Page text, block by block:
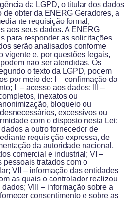
da LGPD, o titular dos dados
de obter da ENERG Geradores, a
requisição formal,
aos seus dados. A ENERG
para responder as solicitações
serão analisados conforme
vigente e, por questões legais,
não ser atendidas. Os
o texto da LGPD, podem
por meio de: I – confirmação da
II – acesso aos dados; III –
inexatos ou
bloqueio ou
excessivos ou
com o disposto nesta Lei;
a outro fornecedor de
requisição expressa, de
da autoridade nacional,
comercial e industrial; VI –
pessoais tratados com o
VII – informação das entidades
as quais o controlador realizou
VIII – informação sobre a
consentimento e sobre as